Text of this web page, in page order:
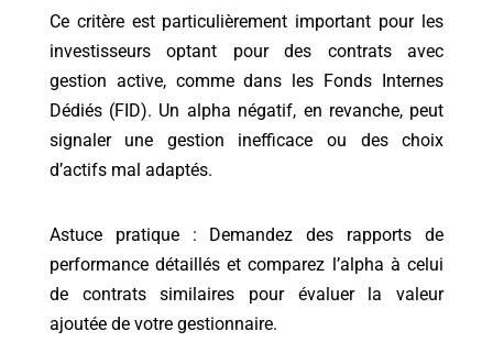
Ce critère est particulièrement important pour les
investisseurs optant pour des contrats avec
gestion active, comme dans les Fonds Internes
Dédiés (FID). Un alpha négatif, en revanche, peut
signaler une gestion inefficace ou des choix
d’actifs mal adaptés.
Astuce pratique : Demandez des rapports de
performance détaillés et comparez l’alpha à celui
de contrats similaires pour évaluer la valeur
ajoutée de votre gestionnaire.